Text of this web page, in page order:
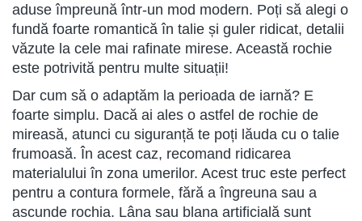
aduse împreună într-un mod modern. Poți să alegi o
fundă foarte romantică în talie și guler ridicat, detalii
văzute la cele mai rafinate mirese. Această rochie
este potrivită pentru multe situații!
Dar cum să o adaptăm la perioada de iarnă? E
foarte simplu. Dacă ai ales o astfel de rochie de
mireasă, atunci cu siguranță te poți lăuda cu o talie
frumoasă. În acest caz, recomand ridicarea
materialului în zona umerilor. Acest truc este perfect
pentru a contura formele, fără a îngreuna sau a
ascunde rochia. Lâna sau blana artificială sunt